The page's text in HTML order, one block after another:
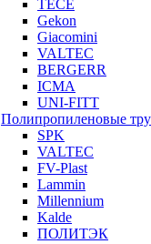
TECE
Gekon
Giacomini
VALTEC
BERGERR
ICMA
UNI-FITT
Полипропиленовые
SPK
VALTEC
FV-Plast
Lammin
Millennium
Kalde
ПОЛИТЭК